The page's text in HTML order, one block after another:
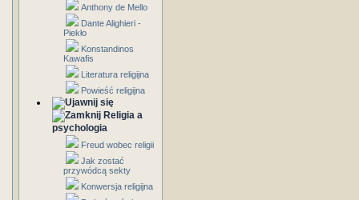
Anthony de Mello
Dante Alighieri -
Piekło
Konstandinos
Kawafis
Literatura religijna
Powieść religijna
Religia a
psychologia
Freud wobec religii
Jak zostać
przywódcą sekty
Konwersja religijna